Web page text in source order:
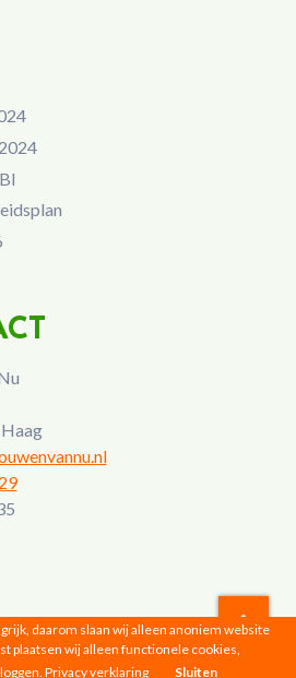
© 2026 |Privacyverklaring
daarom slaan wij alleen anoniem website
plaatsen wij alleen functionele cookies,
Privacy verklaring Sluiten